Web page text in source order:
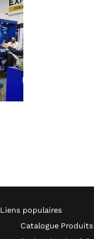
Liens populaires
Catalogue Produits